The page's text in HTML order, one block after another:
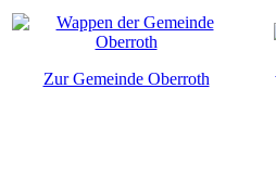
Zur Gemeinde Oberroth